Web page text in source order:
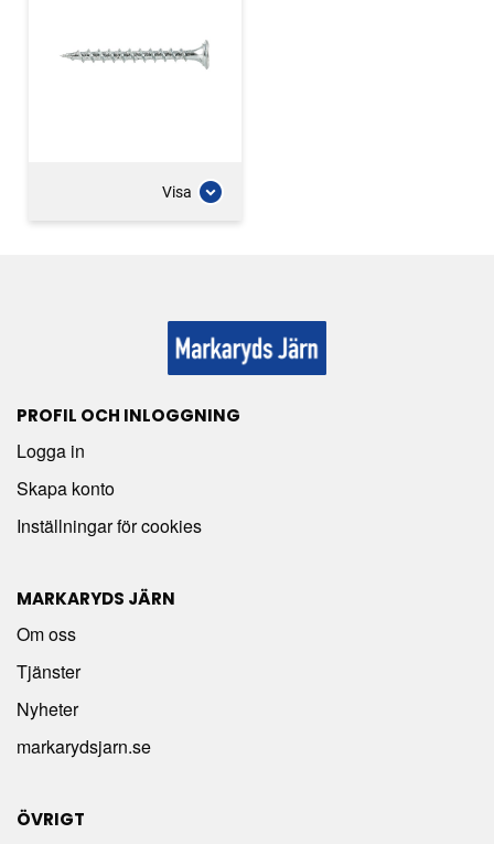
Visa
PROFIL OCH INLOGGNING
Logga in
Skapa konto
Inställningar för cookies
MARKARYDS JÄRN
Om oss
Tjänster
Nyheter
markarydsjarn.se
ÖVRIGT